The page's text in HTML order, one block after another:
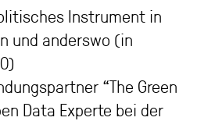
Instrument in
und anderswo (in
“The Green
Data Experte bei der